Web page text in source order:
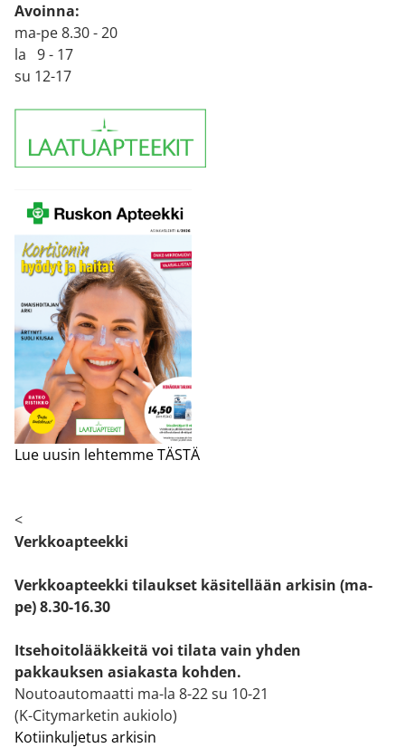
Avoinna:
ma-pe 8.30 - 20
la 9 - 17
su 12-17
Lue uusin lehtemme TÄSTÄ
<
Verkkoapteekki
Verkkoapteekki tilaukset käsitellään arkisin (ma-
pe) 8.30-16.30
Itsehoitolääkkeitä voi tilata vain yhden
pakkauksen asiakasta kohden.
Noutoautomaatti ma-la 8-22 su 10-21
(K-Citymarketin aukiolo)
Kotiinkuljetus arkisin